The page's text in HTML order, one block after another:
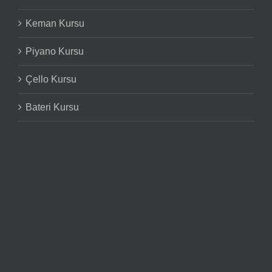
Keman Kursu
Piyano Kursu
Çello Kursu
Bateri Kursu